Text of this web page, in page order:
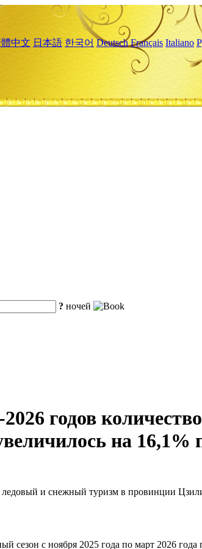
中文 日本語 한국어 Deutsch Français Italiano
? ночей
2026 годов
на
и снежный туризм в провинции
сезон с ноября 2025 года по март 2026